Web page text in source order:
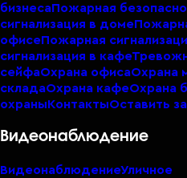
бизнесаПожарная
сигнализация в доме
офисеПожарная
сигнализация в кафе
сейфаОхрана офисаОхрана
складаОхрана кафеОхрана
охраныКонтактыОставить
Видеонаблюдение
ВидеонаблюдениеУличное